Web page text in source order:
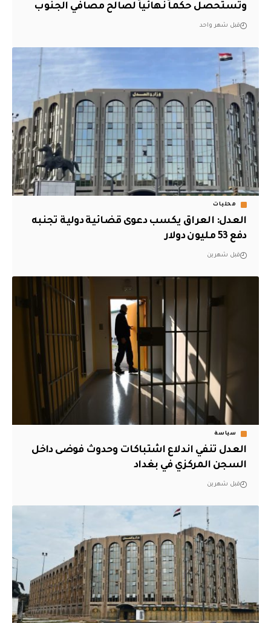
وتستحصل حكماً نهائياً لصالح مصافي الجنوب
قبل شهر واحد
محليات
العدل: العراق يكسب دعوى قضائية دولية تجنبه
دفع 53 مليون دولار
قبل شهرين
سياسة
العدل تنفي اندلاع اشتباكات وحدوث فوضى داخل
السجن المركزي في بغداد
قبل شهرين